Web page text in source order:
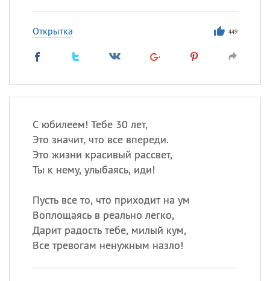
Открытка 449
С юбилеем! Тебе 30 лет,
Это значит, что все впереди.
Это жизни красивый рассвет,
Ты к нему, улыбаясь, иди!
Пусть все то, что приходит на ум
Воплощаясь в реально легко,
Дарит радость тебе, милый кум,
Все тревогам ненужным назло!